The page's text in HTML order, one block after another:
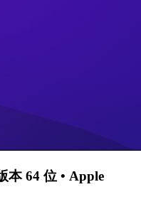
本 64 位 • Apple